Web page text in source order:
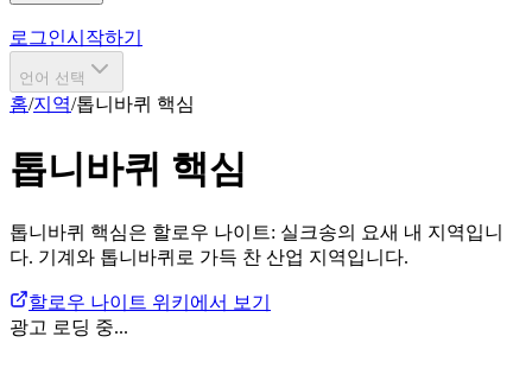
로그인시작하기
언어 선택
홈/지역/톱니바퀴 핵심
톱니바퀴 핵심
톱니바퀴 핵심은 할로우 나이트: 실크송의 요새 내 지역입니
다. 기계와 톱니바퀴로 가득 찬 산업 지역입니다.
할로우 나이트 위키에서 보기
광고 로딩 중...